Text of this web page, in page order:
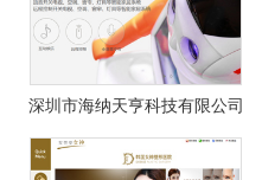
深圳市海纳天亨科技有限公司